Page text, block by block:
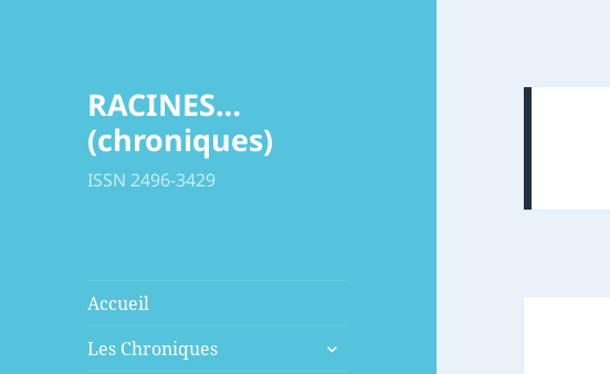
RACINES…
(chroniques)
ISSN 2496-3429
Accueil
Les Chroniques
ouvrir